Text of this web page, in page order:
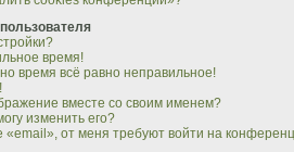
время!
время всё равно неправильное!
вместе со своим именем?
изменить его?
«email», от меня требуют войти на